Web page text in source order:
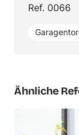
Ref. 0066
Ähnliche